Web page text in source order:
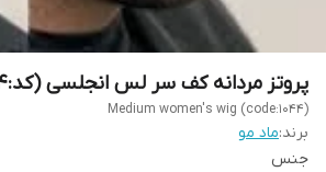
پروتز مردانه کف سر لس انجلسی (کد:1044)
Medium women's wig (code:1044)
برند:ماد مو
جنس